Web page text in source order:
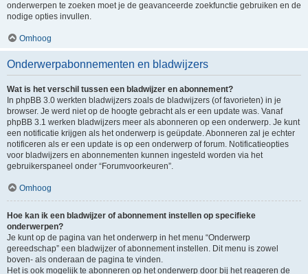
onderwerpen te zoeken moet je de geavanceerde zoekfunctie gebruiken en de
nodige opties invullen.
Omhoog
Onderwerpabonnementen en bladwijzers
Wat is het verschil tussen een bladwijzer en abonnement?
In phpBB 3.0 werkten bladwijzers zoals de bladwijzers (of favorieten) in je
browser. Je werd niet op de hoogte gebracht als er een update was. Vanaf
phpBB 3.1 werken bladwijzers meer als abonneren op een onderwerp. Je kunt
een notificatie krijgen als het onderwerp is geüpdate. Abonneren zal je echter
notificeren als er een update is op een onderwerp of forum. Notificatieopties
voor bladwijzers en abonnementen kunnen ingesteld worden via het
gebruikerspaneel onder “Forumvoorkeuren”.
Omhoog
Hoe kan ik een bladwijzer of abonnement instellen op specifieke
onderwerpen?
Je kunt op de pagina van het onderwerp in het menu “Onderwerp
gereedschap” een bladwijzer of abonnement instellen. Dit menu is zowel
boven- als onderaan de pagina te vinden.
Het is ook mogelijk te abonneren op het onderwerp door bij het reageren de